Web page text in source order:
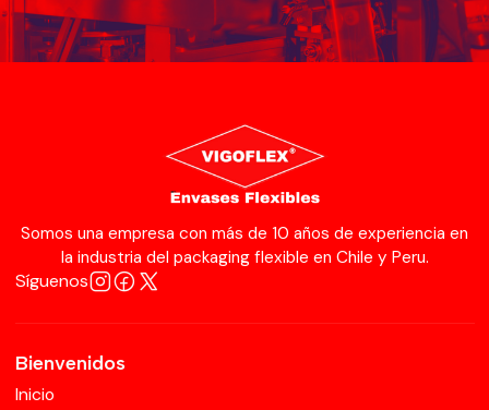
Somos una empresa con más de 10 años de experiencia en
la industria del packaging flexible en Chile y Peru.
Síguenos
Bienvenidos
Inicio